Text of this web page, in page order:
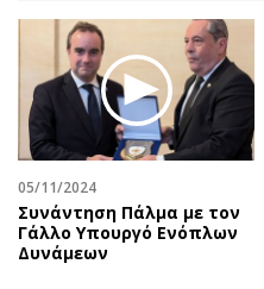
ΚΑΤΗΓΟΡΙΕΣ
Κύπρος
Παιδεία
Υγεία
Πολιτική
Βουλευτικές 2026
05/11/2024
Συνάντηση Πάλμα με τον
Γάλλο Υπουργό Ενόπλων
Δυνάμεων